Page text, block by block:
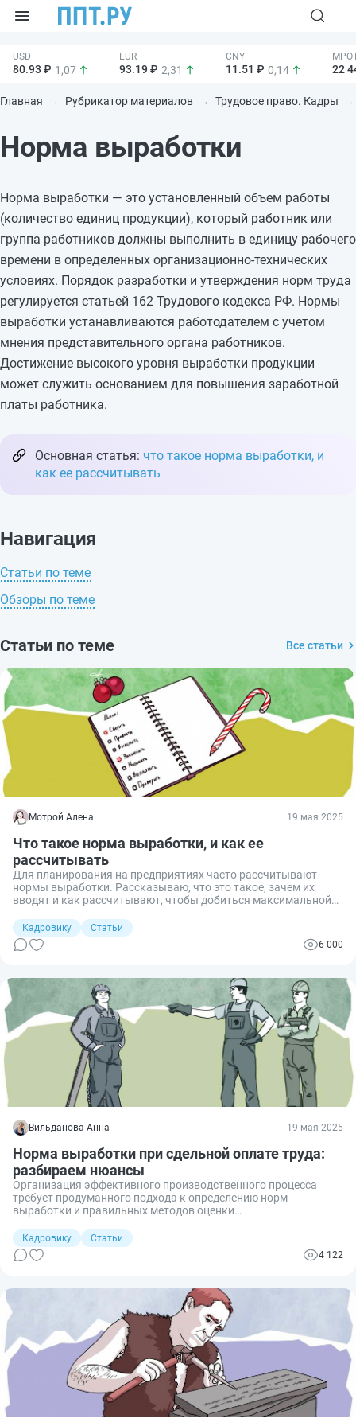
80.93 ₽ 1,07 93.19 ₽ 2,31 11.51 ₽ 0,14 22
Главная Рубрикатор материалов Трудовое право. Кадры
Норма выработки
Норма выработки — это установленный объем работы
(количество единиц продукции), который работник или
группа работников должны выполнить в единицу рабочего
времени в определенных организационно-технических
условиях. Порядок разработки и утверждения норм труда
регулируется статьей 162 Трудового кодекса РФ. Нормы
выработки устанавливаются работодателем с учетом
мнения представительного органа работников.
Достижение высокого уровня выработки продукции
может служить основанием для повышения заработной
платы работника.
Основная статья: что такое норма выработки, и
как ее рассчитывать
Статьи по теме Все статьи
Мотрой Алена 19 мая 2025
Что такое норма выработки, и как ее
рассчитывать
Для планирования на предприятиях часто рассчитывают
нормы выработки. Рассказываю, что это такое, зачем их
вводят и как рассчитывают, чтобы добиться максимальной
Кадровику
Статьи
6 000
Вильданова Анна 19 мая 2025
Норма выработки при сдельной оплате труда:
разбираем нюансы
Организация эффективного производственного процесса
требует продуманного подхода к определению норм
выработки и правильных методов оценки
способов регулирования трудовых отношений является
использование сдельной системы оплаты труда, которая
предполагает зависимость заработка от результата
формирования и учета норм выработки при такой форме
Кадровику
Статьи
4 122
Навигация
Статьи по теме
Обзоры по теме